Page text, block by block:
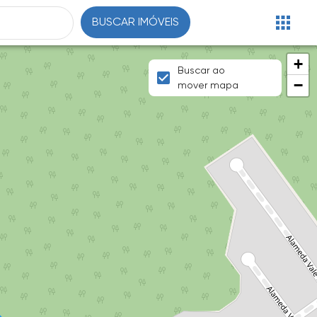
BUSCAR IMÓVEIS
+
−
Buscar ao
mover mapa